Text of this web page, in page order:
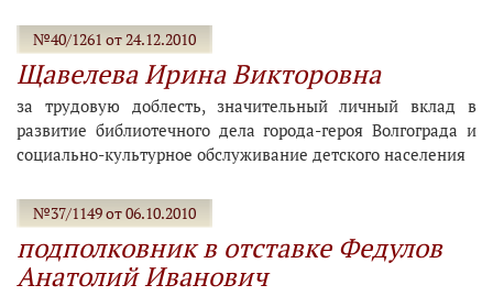
№40/1261 от 24.12.2010
Щавелева Ирина Викторовна
за трудовую доблесть, значительный личный вклад в
развитие библиотечного дела города-героя Волгограда и
социально-культурное обслуживание детского населения
№37/1149 от 06.10.2010
подполковник в отставке Федулов
Анатолий Иванович